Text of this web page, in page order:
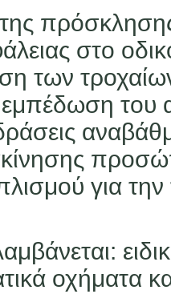
στο
των
του
για
οχήματα